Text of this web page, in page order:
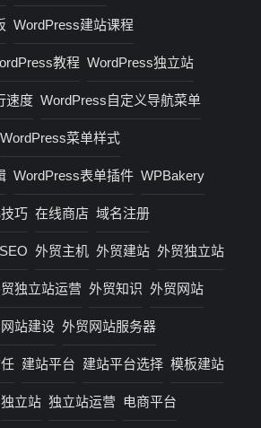
WordPress建站课程
教程 WordPress独立站
速度 WordPress自定义导航菜单
WordPress菜单样式
WordPress表单插件 WPBakery
巧 在线商店 域名注册
外贸主机 外贸建站 外贸独立站
独立站运营 外贸知识 外贸网站
站建设 外贸网站服务器
建站平台 建站平台选择 模板建站
独立站 独立站运营 电商平台